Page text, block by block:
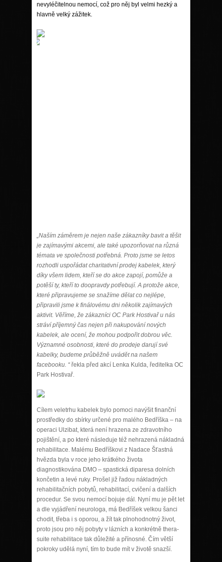
nevyléčitelnou nemocí, což pro něj byl velmi hezký a
hlavně velký zážitek.
„Naším záměrem je nejen naše zákazníky bavit a těšit
je zajímavými akcemi, ale také upozorňovat na různá
témata ve společnosti potřebná. Proto jsme se letos
rozhodli uspořádat charitativní prodej kabelek, který
díky všem lidem, kteří se do akce zapojí, pomůže a
potěší ty, kteří to doopravdy potřebují. A protože akce,
které připravujeme se snažíme dělat co nejlépe,
připravili jsme k finálovému dni několik zajímavých
aktivit. Věříme, že zákazníci OC Park Hostivař u nás
stráví příjemný čas nejen při nakupování nových
kabelek, ale ocení, že mohou podpořit dobrou věc.
Významné osobnosti, které do prodeje darují své
kabelky, budeme průběžně uvádět na našem
facebooku. “řekla před akcí Lenka Kulda, ředitelka OC
Park Hostivař.
Cílem veletrhu kabelek bylo pomoci navýšit finanční
prostředky do sbírky určené pro malého Bedříška – na
operaci Ulzibat, která není hrazena ze zdravotního
pojištění, a po které následuje též nehrazená nákladná
rehabilitace. Malému Bedříškovi z Nadace Šťastná
hvězda byla v roce jeho krátkého života
diagnostikována DMO – spastická diparesa dolních
končetin a levé ruky. Prošel již řadou nákladných
rehabilitačních pobytů, rehabilitací, cvičení a dalších
procedur. Se svou nemocí bojuje dál. Nyní mu je pět let
a dle vyjádření neurologa, má Bedříšek velkou šanci
chodit, třeba i s oporou, a žít tak plnohodnotný život,
proto jsou pro něj pobyty v lázních a konkrétně thera-
suite rehabilitace tak důležité a přínosné. Čím větší
pokroky udělá nyní, tím to bude mít v životě snazší.